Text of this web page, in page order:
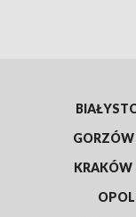
KRAKÓW